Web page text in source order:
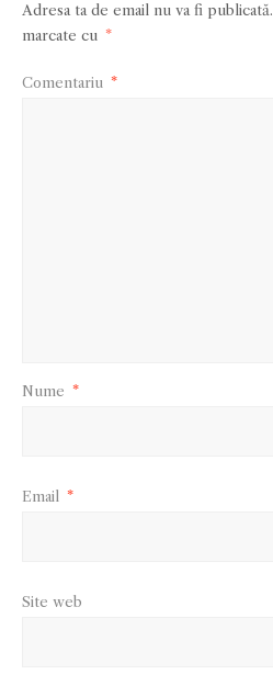
Adresa ta de email nu va fi publicată.
marcate cu *
Comentariu *
Nume *
Email *
Site web